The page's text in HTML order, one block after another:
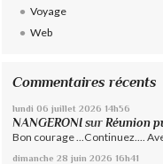
Voyage
Web
Commentaires récents
lundi 06 juillet 2026 14h56
NANGERONI surRéunion
Bon courage ...Continuez....
dimanche 28 juin 2026 16h41